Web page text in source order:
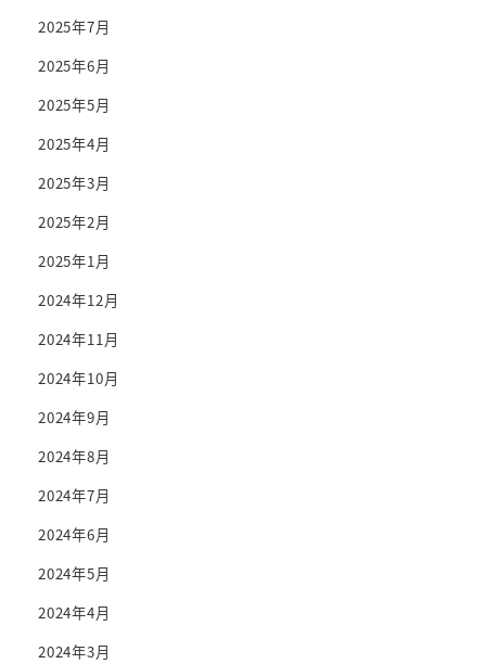
2025年7月
2025年6月
2025年5月
2025年4月
2025年3月
2025年2月
2025年1月
2024年12月
2024年11月
2024年10月
2024年9月
2024年8月
2024年7月
2024年6月
2024年5月
2024年4月
2024年3月